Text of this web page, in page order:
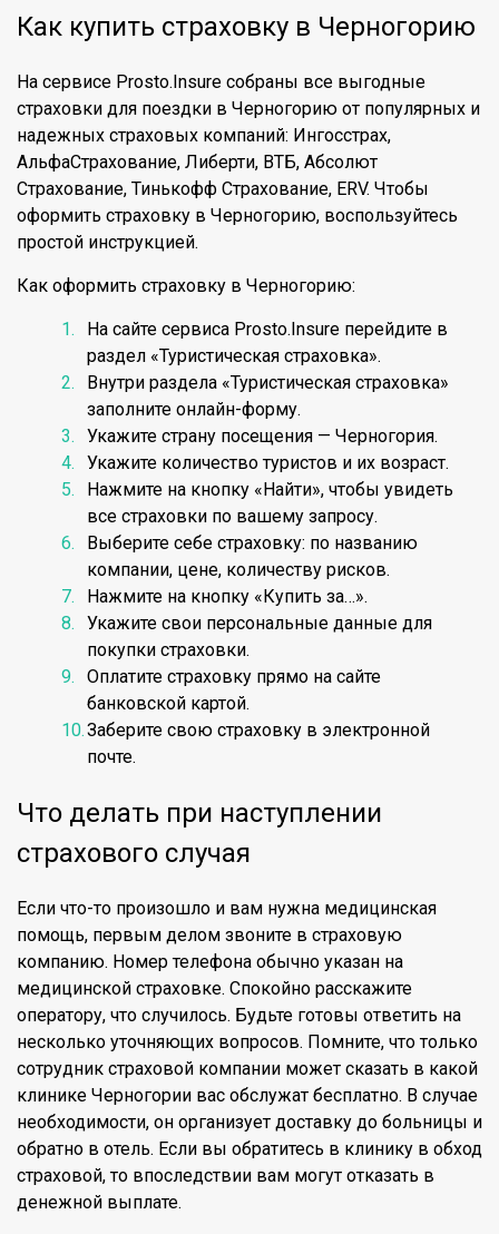
Как купить страховку в Черногорию
На сервисе Prosto.Insure собраны все выгодные
страховки для поездки в Черногорию от популярных и
надежных страховых компаний: Ингосстрах,
АльфаСтрахование, Либерти, ВТБ, Абсолют
Страхование, Тинькофф Страхование, ERV. Чтобы
оформить страховку в Черногорию, воспользуйтесь
простой инструкцией.
Как оформить страховку в Черногорию:
На сайте сервиса Prosto.Insure перейдите в
раздел «Туристическая страховка».
Внутри раздела «Туристическая страховка»
заполните онлайн-форму.
Укажите страну посещения — Черногория.
Укажите количество туристов и их возраст.
Нажмите на кнопку «Найти», чтобы увидеть
все страховки по вашему запросу.
Выберите себе страховку: по названию
компании, цене, количеству рисков.
Нажмите на кнопку «Купить за…».
Укажите свои персональные данные для
покупки страховки.
Оплатите страховку прямо на сайте
банковской картой.
Заберите свою страховку в электронной
почте.
Что делать при наступлении
страхового случая
Если что-то произошло и вам нужна медицинская
помощь, первым делом звоните в страховую
компанию. Номер телефона обычно указан на
медицинской страховке. Спокойно расскажите
оператору, что случилось. Будьте готовы ответить на
несколько уточняющих вопросов. Помните, что только
сотрудник страховой компании может сказать в какой
клинике Черногории вас обслужат бесплатно. В случае
необходимости, он организует доставку до больницы и
обратно в отель. Если вы обратитесь в клинику в обход
страховой, то впоследствии вам могут отказать в
денежной выплате.